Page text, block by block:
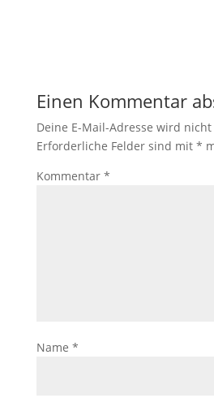
Einen Kommentar
Deine E-Mail-Adresse wird
Erforderliche Felder sind mit *
Kommentar *
Name *